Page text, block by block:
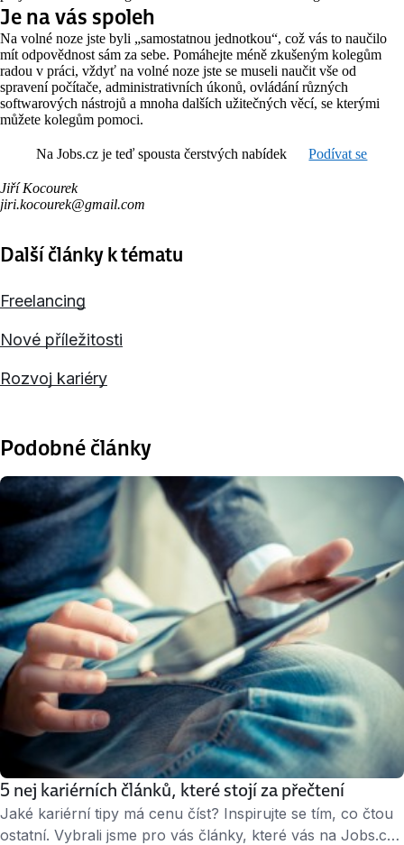
Je na vás spoleh
Na volné noze jste byli „samostatnou jednotkou“, což vás to naučilo
mít odpovědnost sám za sebe. Pomáhejte méně zkušeným kolegům
radou v práci, vždyť na volné noze jste se museli naučit vše od
spravení počítače, administrativních úkonů, ovládání různých
softwarových nástrojů a mnoha dalších užitečných věcí, se kterými
můžete kolegům pomoci.
Na Jobs.cz je teď spousta čerstvých nabídekPodívat se
Jiří Kocourek
jiri.kocourek@gmail.com
Další články k tématu
Freelancing
Nové příležitosti
Rozvoj kariéry
Podobné články
5 nej kariérních článků, které stojí za přečtení
Jaké kariérní tipy má cenu číst? Inspirujte se tím, co čtou
ostatní. Vybrali jsme pro vás články, které vás na Jobs.cz